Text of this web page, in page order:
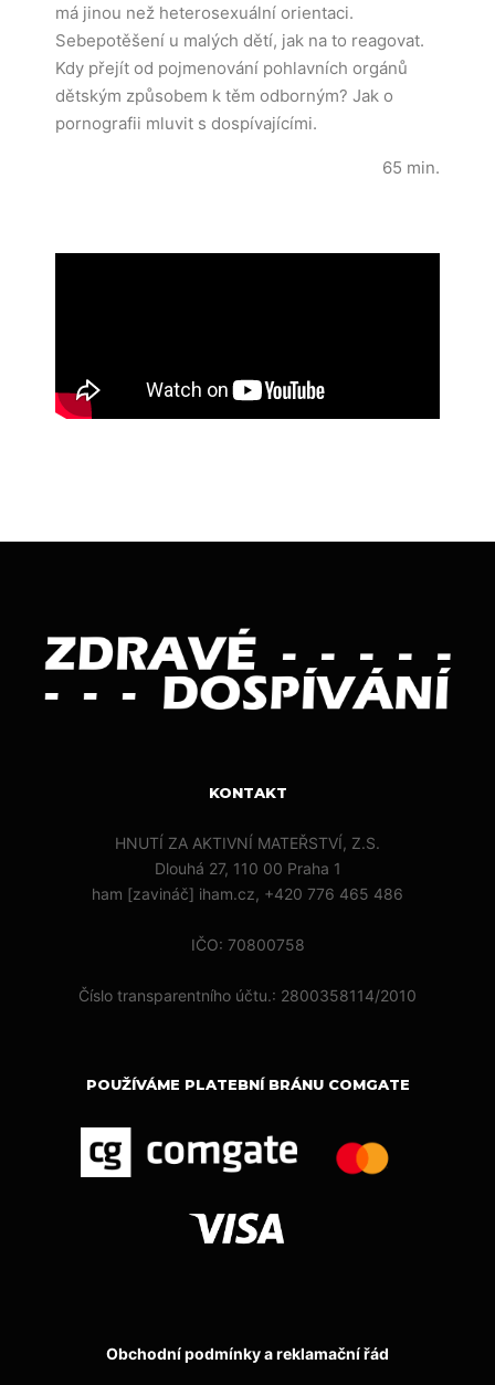
má jinou než heterosexuální orientaci.
Sebepotěšení u malých dětí, jak na to reagovat.
Kdy přejít od pojmenování pohlavních orgánů
dětským způsobem k těm odborným? Jak o
pornografii mluvit s dospívajícími.
65 min.
KONTAKT
HNUTÍ ZA AKTIVNÍ MATEŘSTVÍ, Z.S.
Dlouhá 27, 110 00 Praha 1
ham [zavináč] iham.cz, +420 776 465 486
IČO: 70800758
Číslo transparentního účtu.: 2800358114/2010
POUŽÍVÁME PLATEBNÍ BRÁNU COMGATE
Obchodní podmínky a reklamační řád